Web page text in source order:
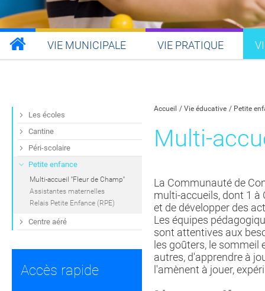
VIE MUNICIPALE VIE PRATIQUE
Accueil Vie éducative Petite
Multi-
La Communauté de
multi-accueils, dont 1
et de développer des
Les équipes
sont attentives aux
les goûters, le sommeil
autres, d'apprendre à
l'amènent à jouer,
Les écoles
Cantine
Péri-scolaire
Petite enfance
Multi-accueil ''Fleur de Champ''
Assistantes maternelles
Relais Petite Enfance (RPE)
Centre aéré
Accès rapide